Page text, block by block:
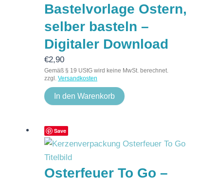
Bastelvorlage Ostern,
selber basteln –
Digitaler Download
€2,90
Gemäß § 19 UStG wird keine MwSt. berechnet.
zzgl. Versandkosten
In den Warenkorb
Save
Osterfeuer To Go –